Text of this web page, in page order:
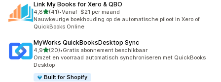
Link My Books for Xero & QBO
4,8van 5 sterren
(41)
41 recensies in totaal
•Vanaf $21 per maand
Nauwkeurige boekhouding op de automatische piloot in Xero of
QuickBooks Online
MyWorks QuickBooksDesktop Sync
4,9van 5 sterren
(20)
20 recensies in totaal
•Gratis abonnement beschikbaar
Omzet en voorraad automatisch synchroniseren met QuickBooks
Desktop
Built for Shopify